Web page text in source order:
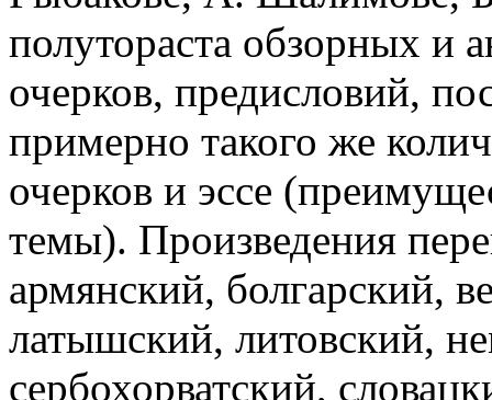
полутораста обзорных и
очерков, предисловий,
примерно такого же
очерков и эссе
темы). Произведения
армянский, болгарский,
латышский, литовский,
сербохорватский,